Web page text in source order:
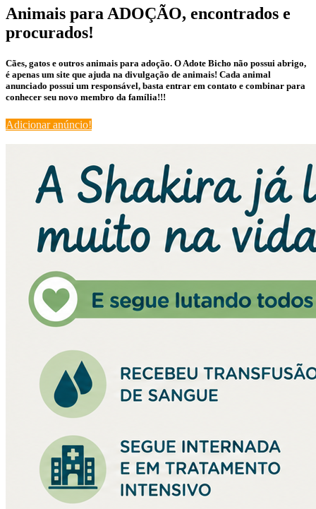
Animais para ADOÇÃO, encontrados e
procurados!
Cães, gatos e outros animais para adoção. O Adote Bicho não possui abrigo,
é apenas um site que ajuda na divulgação de animais! Cada animal
anunciado possui um responsável, basta entrar em contato e combinar para
conhecer seu novo membro da família!!!
Adicionar anúncio!